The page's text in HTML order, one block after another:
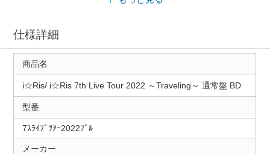
仕様詳細
商品名
i☆Ris/ i☆Ris 7th Live Tour 2022 ～Traveling～ 通常盤 BD
型番
7ｽﾗｲﾌﾞﾂｱｰ2022ﾌﾞﾙ
メーカー